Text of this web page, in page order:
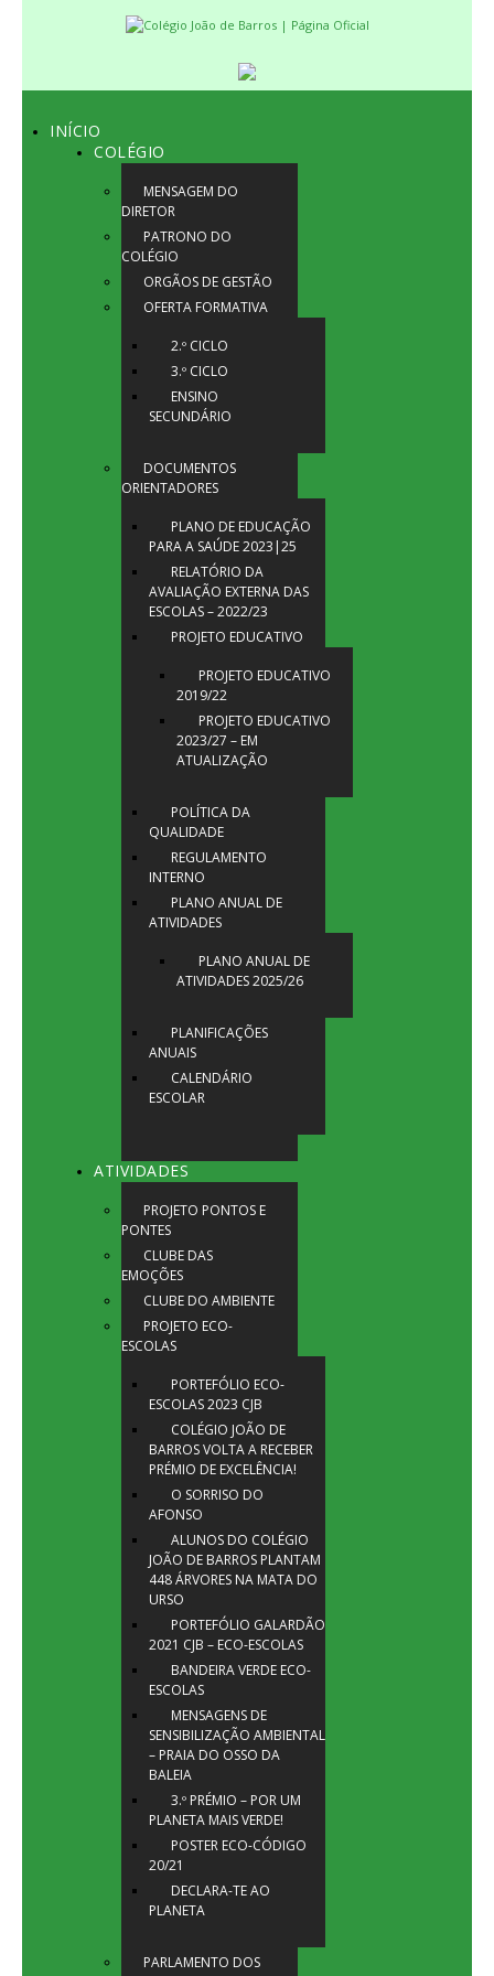
INÍCIO
COLÉGIO
MENSAGEM DO
DIRETOR
PATRONO DO
COLÉGIO
ORGÃOS DE GESTÃO
OFERTA FORMATIVA
2.º CICLO
3.º CICLO
ENSINO
SECUNDÁRIO
DOCUMENTOS
ORIENTADORES
PLANO DE EDUCAÇÃO
PARA A SAÚDE 2023|25
RELATÓRIO DA
AVALIAÇÃO EXTERNA DAS
ESCOLAS – 2022/23
PROJETO EDUCATIVO
PROJETO EDUCATIVO
2019/22
PROJETO EDUCATIVO
2023/27 – EM
ATUALIZAÇÃO
POLÍTICA DA
QUALIDADE
REGULAMENTO
INTERNO
PLANO ANUAL DE
ATIVIDADES
PLANO ANUAL DE
ATIVIDADES 2025/26
PLANIFICAÇÕES
ANUAIS
CALENDÁRIO
ESCOLAR
ATIVIDADES
PROJETO PONTOS E
PONTES
CLUBE DAS
EMOÇÕES
CLUBE DO AMBIENTE
PROJETO ECO-
ESCOLAS
PORTEFÓLIO ECO-
ESCOLAS 2023 CJB
COLÉGIO JOÃO DE
BARROS VOLTA A RECEBER
PRÉMIO DE EXCELÊNCIA!
O SORRISO DO
AFONSO
ALUNOS DO COLÉGIO
JOÃO DE BARROS PLANTAM
448 ÁRVORES NA MATA DO
URSO
PORTEFÓLIO GALARDÃO
2021 CJB – ECO-ESCOLAS
BANDEIRA VERDE ECO-
ESCOLAS
MENSAGENS DE
SENSIBILIZAÇÃO AMBIENTAL
– PRAIA DO OSSO DA
BALEIA
3.º PRÉMIO – POR UM
PLANETA MAIS VERDE!
POSTER ECO-CÓDIGO
20/21
DECLARA-TE AO
PLANETA
PARLAMENTO DOS